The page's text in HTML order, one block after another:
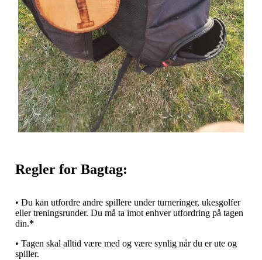
Regler for Bagtag:
• Du kan utfordre andre spillere under turneringer, ukesgolfer
eller treningsrunder. Du må ta imot enhver utfordring på tagen
din.*
• Tagen skal alltid være med og være synlig når du er ute og
spiller.